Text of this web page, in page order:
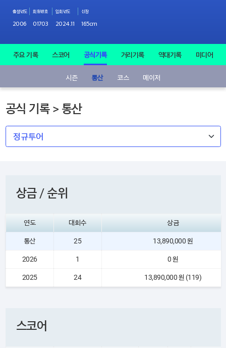
출생년도
2006
회원번호
01703
입회년도
2024.11
신장
165cm
주요 기록 스코어 공식기록 거리기록 역대기록 미디어
시즌 통산 코스 메이저
공식 기록 > 통산
상금 / 순위
연도 대회수 상금
통산 25 13,890,000 원
2026 1 0 원
2025 24 13,890,000 원 (119)
스코어